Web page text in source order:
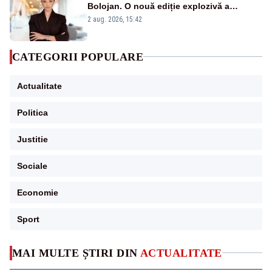
MAI MULTE ȘTIRI DIN ACTUALITATE
Bolojan. O nouă ediție explozivă a
emisiunii „Miza Zilei” la Realitatea PLUS
2 aug. 2026, 15:42
CATEGORII POPULARE
Actualitate
Politica
Justitie
Sociale
Economie
Sport